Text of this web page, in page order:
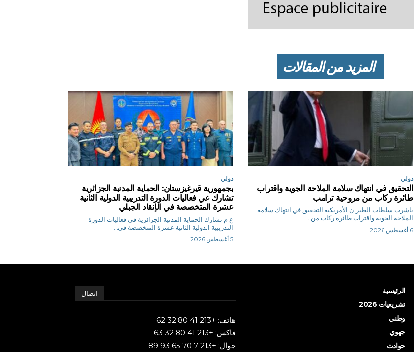
المزيد من المقالات
دولي
التحقيق في انتهاك سلامة الملاحة الجوية واقتراب
طائرة ركاب من مروحية ترامب
باشرت سلطات الطيران الأمريكية التحقيق في انتهاك سلامة
الملاحة الجوية واقتراب طائرة ركاب من...
6 أغسطس 2026
دولي
بجمهورية قيرغيزستان: الحماية المدنية الجزائرية
تشارك غي فعاليات الدورة التدريبية الدولية الثانية
عشرة المتخصصة في الإنقاذ الجبلي
ع م تشارك الحماية المدنية الجزائرية في فعاليات الدورة
التدريبية الدولية الثانية عشرة المتخصصة في...
5 أغسطس 2026
الرئيسية
تشريعيات 2026
وطني
جهوي
حوادث
اتصال
هاتف: +213 41 80 32 62
فاكس: +213 41 80 32 63
جوال: +213 7 70 65 93 89